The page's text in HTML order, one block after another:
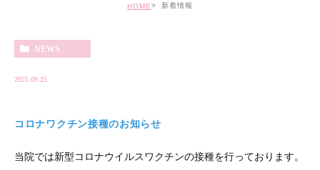
HOME 新着情報
NEWS
2025.09.25
コロナワクチン接種のお知らせ
当院では新型コロナウイルスワクチンの接種を行っております。